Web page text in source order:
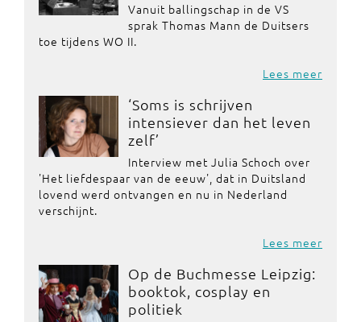
Vanuit ballingschap in de VS
sprak Thomas Mann de Duitsers
toe tijdens WO II.
Lees meer
‘Soms is schrijven
intensiever dan het leven
zelf’
Interview met Julia Schoch over
'Het liefdespaar van de eeuw', dat in Duitsland
lovend werd ontvangen en nu in Nederland
verschijnt.
Lees meer
Op de Buchmesse Leipzig:
booktok, cosplay en
politiek